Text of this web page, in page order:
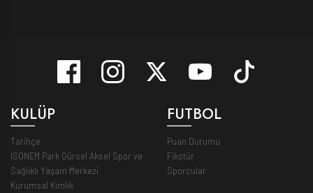
KULÜP
Tarihçe
ISONEM Park Gürsel Aksel Spor ve
Sağlıklı Yaşam Merkezi
Kurumsal Kimlik
FUTBOL
Puan Durumu
Fikstür
Sporcular